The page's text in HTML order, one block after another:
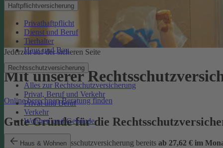
Haftpflichtversicherung
Privathaftpflicht
Dienst und Beruf
Tierhalter
Haus und Bau
Rechtsschutzversicherung
Alles zur Rechtsschutzversicherung
Privat, Beruf und Verkehr
Privat und Beruf
Verkehr
Wohnen und Gebäude
Haus & Wohnen
Jederzeit auf der sicheren Seite
Mit unserer
Online berechnen Beratung finden
Gute Gründe für die
günstige Rechtsschutzversicherung bereits ab 27,62 € im